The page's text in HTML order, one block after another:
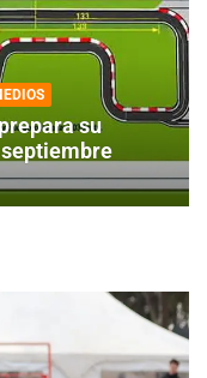
su